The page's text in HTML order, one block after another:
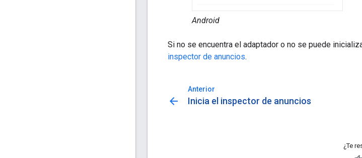
Android
Si no se encuentra el adaptador o no se puede
inspector de anuncios.
Anterior
arrow_back Inicia el inspector de anuncios
¿Te